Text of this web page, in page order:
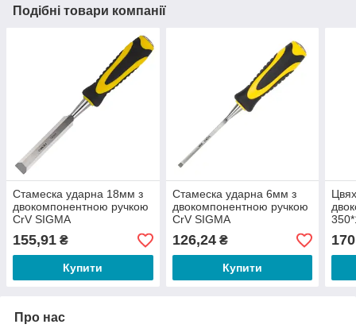
Подібні товари компанії
Стамеска ударна 18мм з
двокомпонентною ручкою
CrV SIGMA
155,91 ₴
Купити
Стамеска ударна 6мм з
двокомпонентною ручкою
CrV SIGMA
126,24₴
Купити
Про нас